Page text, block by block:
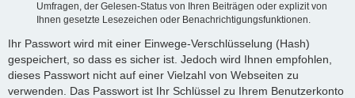
Umfragen, der Gelesen-Status von Ihren Beiträgen oder explizit von
Ihnen gesetzte Lesezeichen oder Benachrichtigungsfunktionen.
Ihr Passwort wird mit einer Einwege-Verschlüsselung (Hash)
gespeichert, so dass es sicher ist. Jedoch wird Ihnen empfohlen,
dieses Passwort nicht auf einer Vielzahl von Webseiten zu
verwenden. Das Passwort ist Ihr Schlüssel zu Ihrem Benutzerkonto